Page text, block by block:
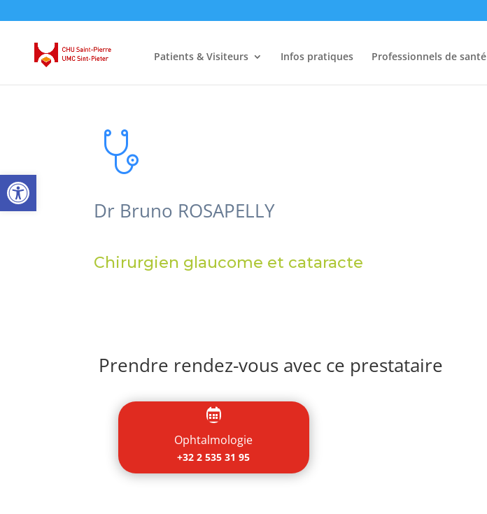
Ouvrir la barre d’outils
Patients & Visiteurs Infos pratiques Professionnels de santé
Dr Bruno ROSAPELLY
Chirurgien glaucome et cataracte
Prendre rendez-vous avec ce prestataire

Ophtalmologie
+32 2 535 31 95